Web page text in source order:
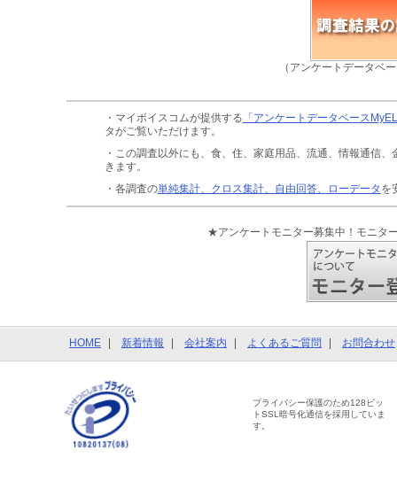
（アンケートデータベ
・マイボイスコムが提供する 「アンケートデータベース
タがご覧いただけます。
・この調査以外にも、食、住、家庭用品、流通、情報通信、
きます。
・各調査の単純集計、クロス集計、自由回答、ローデータ を
★アンケートモニター募集中！モニタ
HOME 新着情報 会社案内 よくあるご質問 お問合わせ
プライバシー保護のため128ビッ
トSSL暗号化通信を採用していま
す。